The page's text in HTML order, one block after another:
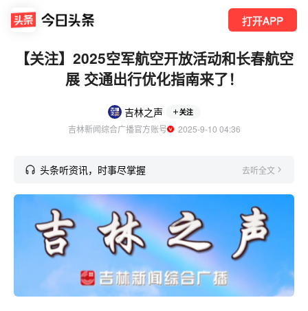
打开APP
【关注】2025空军航空开放活动和长春航空
展 交通出行优化指南来了！
吉林之声 关注
吉林新闻综合广播官方账号
  2025-9-10 04:36
头条听资讯，时事尽掌握 去听全文